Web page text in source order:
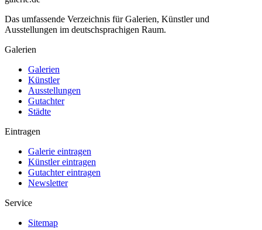
Das umfassende Verzeichnis für Galerien, Künstler und
Ausstellungen im deutschsprachigen Raum.
Galerien
Galerien
Künstler
Ausstellungen
Gutachter
Städte
Eintragen
Galerie eintragen
Künstler eintragen
Gutachter eintragen
Newsletter
Service
Sitemap